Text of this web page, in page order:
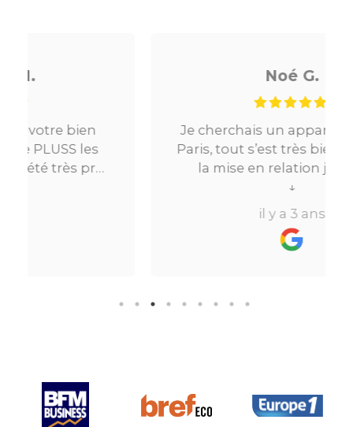
Je cherchais un appartement sur
Paris, tout s’est très bien passé. De
la mise en relation jusqu’à la
beaucoup de temps ne fait pas
perdre l’aspect humain ce qui est
vraiment bien ! Je recommande